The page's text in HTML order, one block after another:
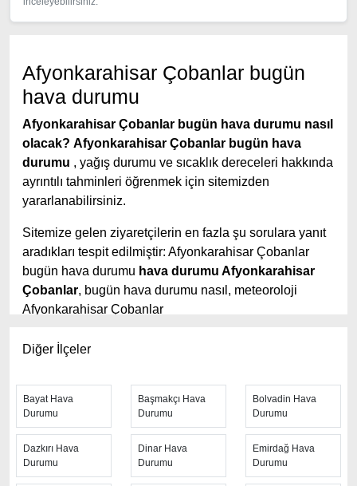
Afyonkarahisar Çobanlar bugün
hava durumu
Afyonkarahisar Çobanlar bugün hava durumu nasıl
olacak? Afyonkarahisar Çobanlar bugün hava
durumu , yağış durumu ve sıcaklık dereceleri hakkında
ayrıntılı tahminleri öğrenmek için sitemizden
yararlanabilirsiniz.
Sitemize gelen ziyaretçilerin en fazla şu sorulara yanıt
aradıkları tespit edilmiştir: Afyonkarahisar Çobanlar
bugün hava durumu hava durumu Afyonkarahisar
Çobanlar, bugün hava durumu nasıl, meteoroloji
Afyonkarahisar Çobanlar
Afyonkarahisar Çobanlar hava durumu tahminlerini
en iyi yapan site; hava durumu 15 günlük sitesidir.
hava durumu olarak ziyaretçilerine aktarıyor. Hava
durumu 7 günlük, hava durumu 10 günlük hava durumu
15 güne kadar uzatılmış hava tahminleri ile
tahminlerinin yanında daha fazla ayrıntının yer aldığı
saatlik hava durumu tahminlerini bulabilirsiniz. Bu
Diğer İlçeler
Bayat Hava
Durumu
Başmakçı Hava
Durumu
Bolvadin Hava
Durumu
Dazkırı Hava
Durumu
Dinar Hava
Durumu
Emirdağ Hava
Durumu